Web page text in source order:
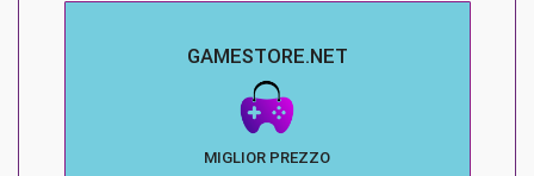
GAMESTORE.NET
MIGLIOR PREZZO